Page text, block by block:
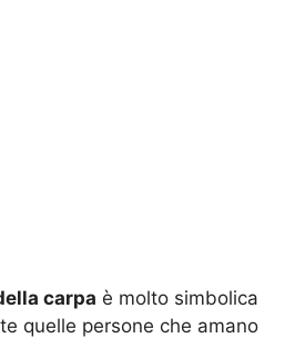
carpa è molto simbolica
quelle persone che amano